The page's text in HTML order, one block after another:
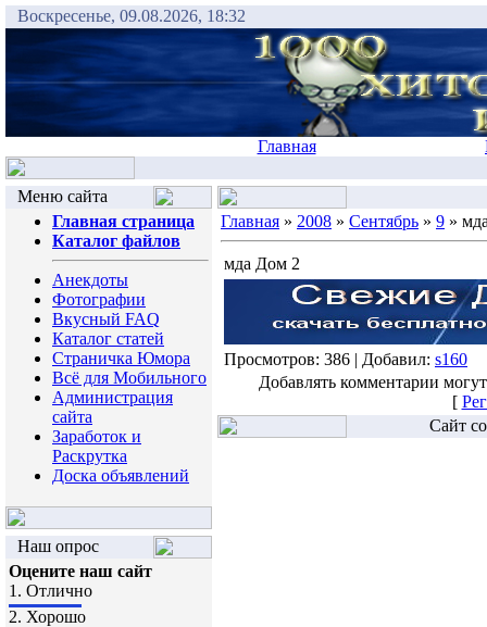
Воскресенье, 09.08.2026, 18:32
Главная
Меню сайта
Главная страница
Каталог файлов
Анекдоты
Фотографии
Вкусный FAQ
Каталог статей
Страничка Юмора
Всё для Мобильного
Администрация
сайта
Заработок и
Раскрутка
Доска объявлений
Наш опрос
Оцените наш сайт
1. Отлично
2. Хорошо
Главная » 2008 » Сентябрь » 9 »
мда Дом 2
Просмотров: 386 | Добавил: s160
Добавлять комментарии
[
Сайт